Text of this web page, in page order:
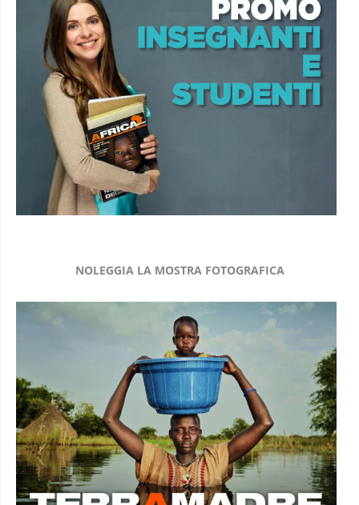
NOLEGGIA LA MOSTRA FOTOGRAFICA